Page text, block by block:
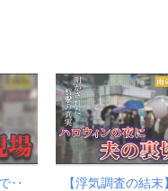
で‥
【浮気調査の結末